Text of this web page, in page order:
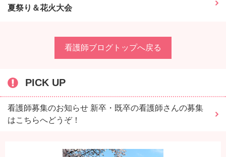
夏祭り＆花火大会
看護師ブログトップへ戻る
PICK UP
看護師募集のお知らせ 新卒・既卒の看護師さんの募集
はこちらへどうぞ！